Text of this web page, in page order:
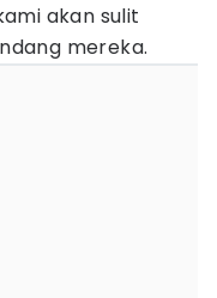
akan sulit
mereka.